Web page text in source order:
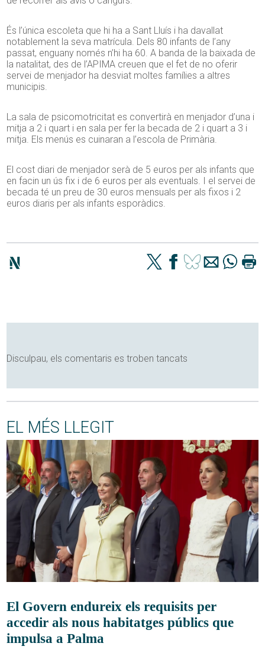
És l’única escoleta que hi ha a Sant Lluís i ha davallat
notablement la seva matrícula. Dels 80 infants de l’any
passat, enguany només n’hi ha 60. A banda de la baixada de
la natalitat, des de l’APIMA creuen que el fet de no oferir
servei de menjador ha desviat moltes famílies a altres
municipis.
La sala de psicomotricitat es convertirà en menjador d’una i
mitja a 2 i quart i en sala per fer la becada de 2 i quart a 3 i
mitja. Els menús es cuinaran a l’escola de Primària.
El cost diari de menjador serà de 5 euros per als infants que
en facin un ús fix i de 6 euros per als eventuals. I el servei de
becada té un preu de 30 euros mensuals per als fixos i 2
euros diaris per als infants esporàdics.
Disculpau, els comentaris es troben tancats
EL MÉS LLEGIT
El Govern endureix els requisits per
accedir als nous habitatges públics que
impulsa a Palma